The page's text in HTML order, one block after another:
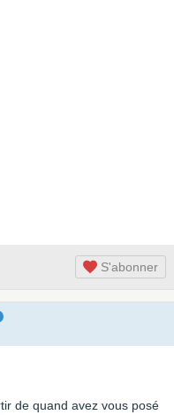
S'abonner
de quand avez vous posé